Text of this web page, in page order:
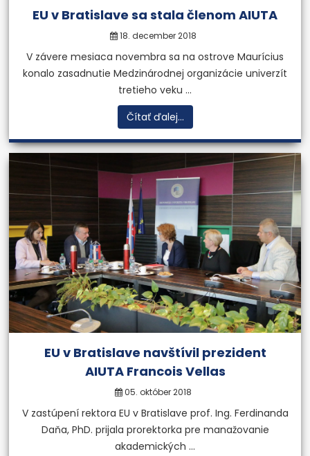
EU v Bratislave sa stala členom AIUTA
18. december 2018
V závere mesiaca novembra sa na ostrove Maurícius
konalo zasadnutie Medzinárodnej organizácie univerzít
tretieho veku ...
Čítať ďalej...
EU v Bratislave navštívil prezident
AIUTA Francois Vellas
05. október 2018
V zastúpení rektora EU v Bratislave prof. Ing. Ferdinanda
Daňa, PhD. prijala prorektorka pre manažovanie
akademických ...